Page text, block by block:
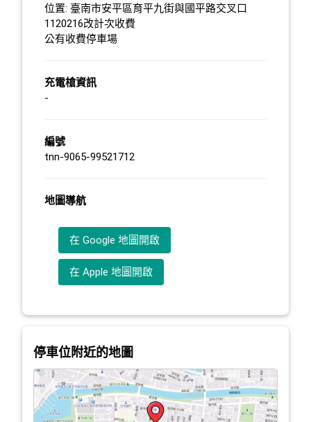
位置: 臺南市安平區育平九街與國平路交叉口
1120216改計次收費
公有收費停車場
充電槍資訊
-
編號
tnn-9065-99521712
地圖導航
在 Google 地圖開啟
在 Apple 地圖開啟
停車位附近的地圖